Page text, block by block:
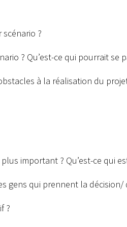
?
? Qu’est-ce qui pourrait se
à la réalisation du
plus important ? Qu’est-ce qui
gens qui prennent la
?